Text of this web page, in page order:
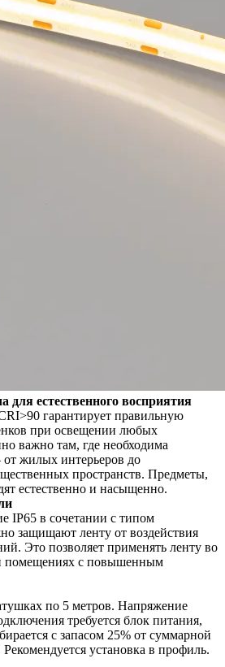
для естественного восприятия
гарантирует правильную
при освещении любых
важно там, где необходима
жилых интерьеров до
пространств. Предметы,
естественно и насыщенно.
IP65 в сочетании с типом
защищают ленту от воздействия
Это позволяет применять ленту во
помещениях с повышенным
по 5 метров. Напряжение
требуется блок питания,
с запасом 25% от суммарной
установка в профиль.